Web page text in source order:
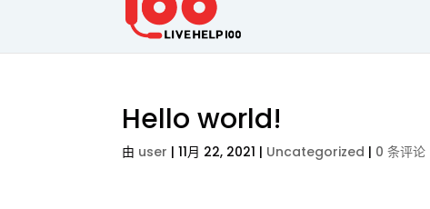
Hello world!
由 user |11月 22, 2021 | Uncategorized | 0 条评论